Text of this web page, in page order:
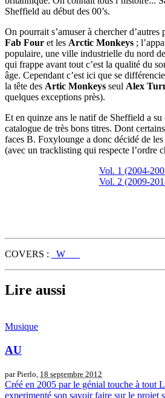
Sheffield au début des 00’s.
On pourrait s’amuser à chercher
Fab Four et les Arctic Monkeys ;
populaire, une ville industrielle du nord
qui frappe avant tout c’est la qualité du
âge. Cependant c’est ici que se
la tête des Artic Monkeys seul Alex
quelques exceptions près).
Et en quinze ans le natif de Sheffield a su
catalogue de très bons titres. Dont
faces B. Foxylounge a donc décidé de
(avec un tracklisting qui respecte l’ordre
Vol. 1 (2004-
Vol. 2 (2009-
COVERS : _W___
Lire aussi
Musique
AU
par Pierlo, 18 septembre 2012
Créé en 2005 par le génial touche à tout
experimenté son savoir faire sur le